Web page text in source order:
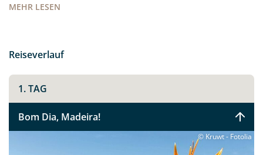
MEHR LESEN
die Orte sind mit Blüten und Blumen geschmückt, es
Atlantiks.Auch kulinarisch hat die Insel viel zu bieten:
Wärme braucht um sich zum süßen Gold zu wandeln.
Der „Peixe Espada Preto“ – schwarzer Degenfisch, den
Sie bitte zunächst probieren, bevor Sie ihn sich auf den
Tischen der Markthalle Funchals anschauen. Verpassen
sollten Sie keinesfalls Madeiras Nationalgericht
„Espetata“ - die aufgespießten Rinderstücke, welche
Reiseverlauf
1. TAG
Bom Dia, Madeira!
© Kruwt - Fotolia